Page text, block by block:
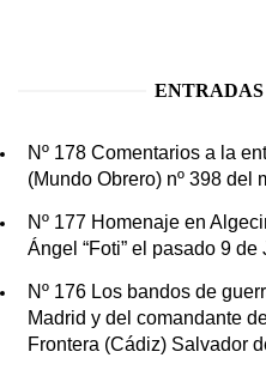
Nº 178 Comentarios a la
(Mundo Obrero) nº 398 del
Nº 177 Homenaje en
Ángel “Foti” el pasado 9
Nº 176 Los bandos de
Madrid y del comandante
Frontera (Cádiz) Salvador